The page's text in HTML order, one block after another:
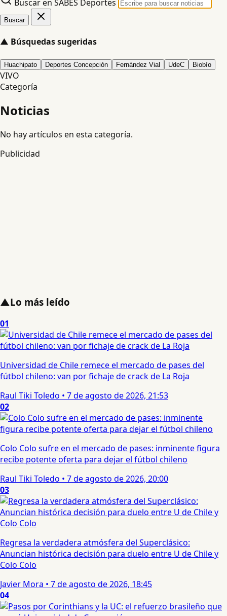
Buscar en SABES Deportes
Buscar
▲ Búsquedas sugeridas
Huachipato Deportes Concepción Fernández Vial UdeC Biobío
VIVO
Categoría
Noticias
No hay artículos en esta categoría.
Publicidad
▲Lo más leído
01
Universidad de Chile remece el mercado de pases del
fútbol chileno: van por fichaje de crack de La Roja
Raul Tiki Toledo • 7 de agosto de 2026, 21:53
02
Colo Colo sufre en el mercado de pases: inminente figura
recibe potente oferta para dejar el fútbol chileno
Raul Tiki Toledo • 7 de agosto de 2026, 20:00
03
Regresa la verdadera atmósfera del Superclásico:
Anuncian histórica decisión para duelo entre U de Chile y
Colo Colo
Javier Mora • 7 de agosto de 2026, 18:45
04